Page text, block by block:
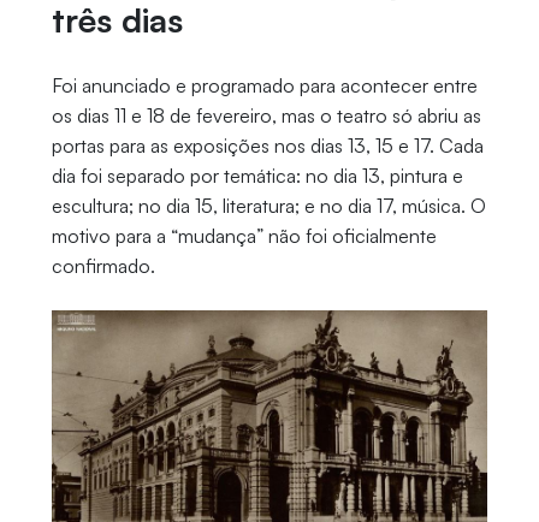
três dias
Foi anunciado e programado para acontecer entre
os dias 11 e 18 de fevereiro, mas o teatro só abriu as
portas para as exposições nos dias 13, 15 e 17. Cada
dia foi separado por temática: no dia 13, pintura e
escultura; no dia 15, literatura; e no dia 17, música. O
motivo para a “mudança” não foi oficialmente
confirmado.